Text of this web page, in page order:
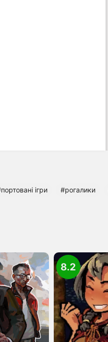
ігри #рогалики
8.2